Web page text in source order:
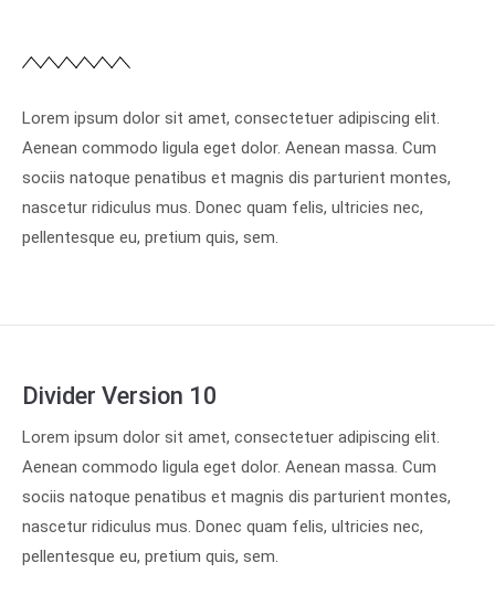
Lorem ipsum dolor sit amet, consectetuer adipiscing elit.
Aenean commodo ligula eget dolor. Aenean massa. Cum
sociis natoque penatibus et magnis dis parturient montes,
nascetur ridiculus mus. Donec quam felis, ultricies nec,
pellentesque eu, pretium quis, sem.
Divider Version 10
Lorem ipsum dolor sit amet, consectetuer adipiscing elit.
Aenean commodo ligula eget dolor. Aenean massa. Cum
sociis natoque penatibus et magnis dis parturient montes,
nascetur ridiculus mus. Donec quam felis, ultricies nec,
pellentesque eu, pretium quis, sem.